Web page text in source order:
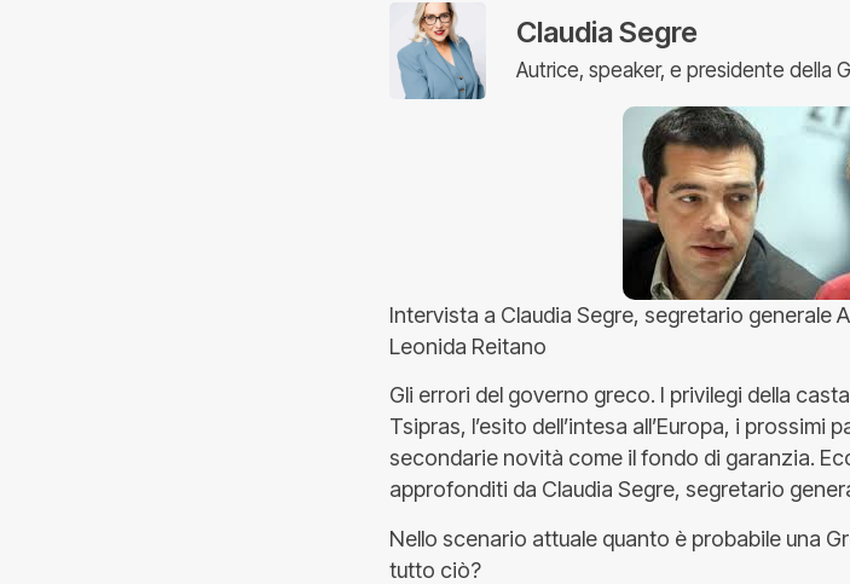
Claudia Segre
Autrice, speaker, e presidente della
Intervista a Claudia Segre, segretario generale
Leonida Reitano
Gli errori del governo greco. I privilegi della
Tsipras, l’esito dell’intesa all’Europa, i prossimi
secondarie novità come il fondo di garanzia.
approfonditi da Claudia Segre, segretario
Nello scenario attuale quanto è probabile una
tutto ciò?